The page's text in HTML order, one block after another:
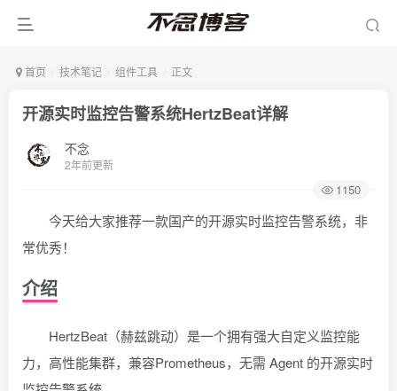
首页 技术笔记 组件工具 正文
开源实时监控告警系统HertzBeat详解
不念
2年前更新
1150
今天给大家推荐一款国产的开源实时监控告警系统，非
常优秀！
介绍
HertzBeat（赫兹跳动）是一个拥有强大自定义监控能
力，高性能集群，兼容Prometheus，无需 Agent 的开源实时